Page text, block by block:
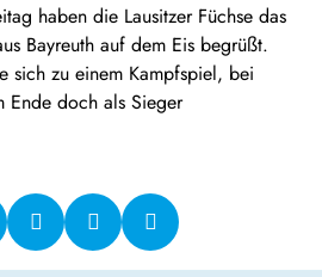
haben die Lausitzer Füchse das
Bayreuth auf dem Eis begrüßt.
sich zu einem Kampfspiel, bei
Ende doch als Sieger